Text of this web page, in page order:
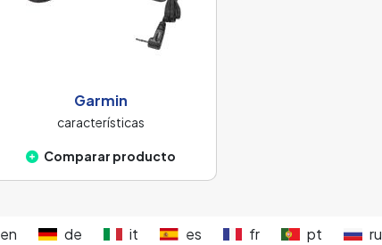
Garmin
características
Comparar producto
en de it es fr pt ru